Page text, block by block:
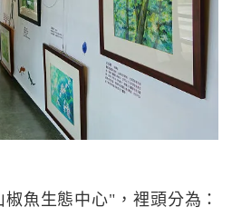
魚生態中心"，裡頭分為：